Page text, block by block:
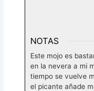
NOTAS
Este mojo es
en la nevera a mi
tiempo se vuelve
el picante añade